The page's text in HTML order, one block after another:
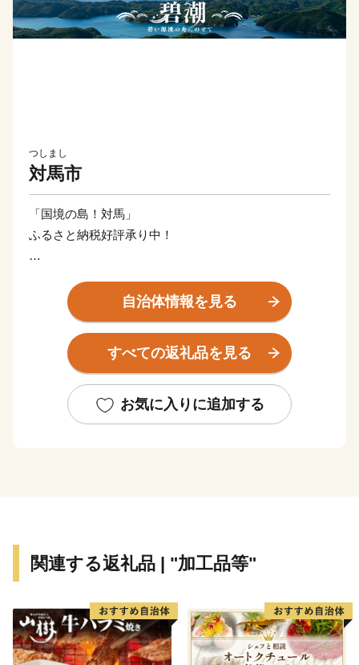
つしまし
対馬市
「国境の島！対馬」
ふるさと納税好評承り中！
対馬は韓国まで49.5kmの位置にあり、古来より大陸と
日本の架け橋を担いながら文化の中継地として、時には
国防の最前線として重要な役割を担ってきた国境の島で
※原則として、返礼品の返品・交換・再送、寄附金の返
還は受付けておりません。予めご了承の上、ご申請くだ
自治体情報を見る
すべての返礼品を見る
お気に入りに追加する
関連する返礼品 | "加工品等"